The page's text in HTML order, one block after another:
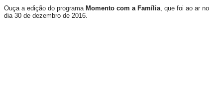
Ouça a edição do programa Momento com a Família , que foi ao ar no
dia 30 de dezembro de 2016.